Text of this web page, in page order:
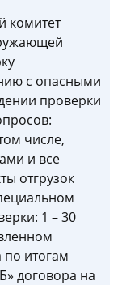
комитет
с опасными
проверки
числе,
и все
отгрузок
1 – 30
итогам
договора на